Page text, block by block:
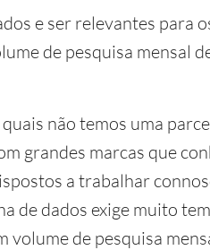
e ser relevantes para
de pesquisa mensal
não temos uma
grandes marcas que
a trabalhar
de dados exige muito
volume de pesquisa